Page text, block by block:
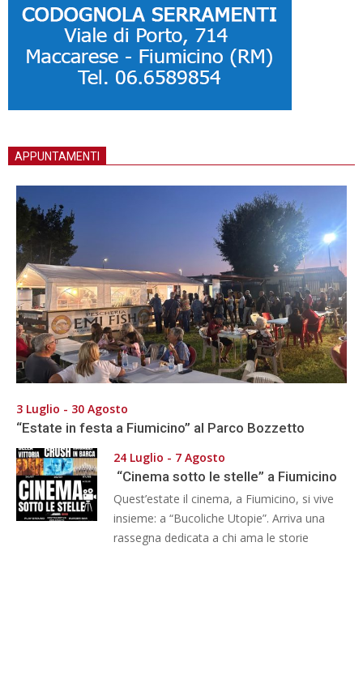
APPUNTAMENTI
3 Luglio - 30 Agosto
“Estate in festa a Fiumicino” al Parco Bozzetto
24 Luglio - 7 Agosto
“Cinema sotto le stelle” a Fiumicino
Quest’estate il cinema, a Fiumicino, si vive
insieme: a “Bucoliche Utopie”. Arriva una
rassegna dedicata a chi ama le storie